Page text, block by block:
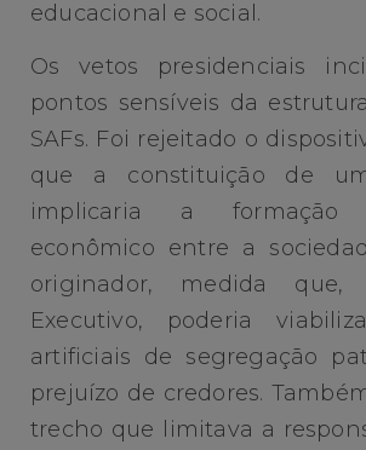
educacional e social.
Os vetos presidenciais
pontos sensíveis da
SAFs. Foi rejeitado o
que a constituição de
implicaria a
econômico entre a
originador, medida que,
Executivo, poderia
artificiais de segregação
prejuízo de credores.
trecho que limitava a